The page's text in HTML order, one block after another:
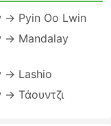
→ Pyin Oo Lwin
→ Mandalay
→ Lashio
→ Τάουντζι